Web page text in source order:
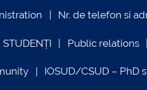
Nr. de telefon si
Public relations
IOSUD/CSUD – PhD